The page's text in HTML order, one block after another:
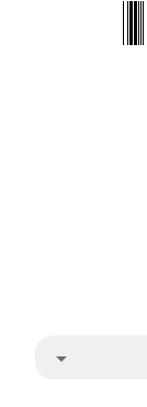
arrow_drop_down